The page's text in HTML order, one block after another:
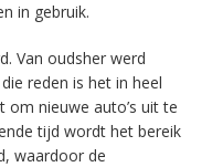
in gebruik.
Van oudsher werd
reden is het in heel
om nieuwe auto’s uit te
tijd wordt het bereik
waardoor de